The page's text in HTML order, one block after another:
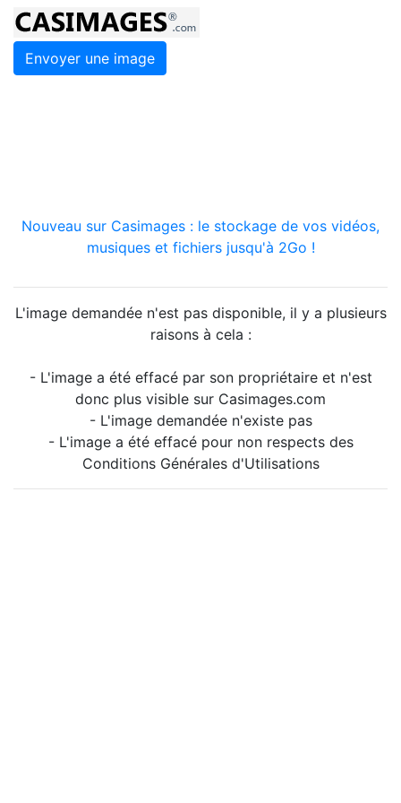
Envoyer une image
Nouveau sur Casimages : le stockage de vos vidéos,
musiques et fichiers jusqu'à 2Go !
L'image demandée n'est pas disponible, il y a plusieurs
raisons à cela :
- L'image a été effacé par son propriétaire et n'est
donc plus visible sur Casimages.com
- L'image demandée n'existe pas
- L'image a été effacé pour non respects des
Conditions Générales d'Utilisations